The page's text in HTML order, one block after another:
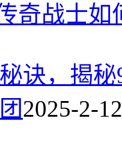
奇战士
诀，揭
2025-2-